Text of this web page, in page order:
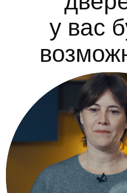
студентов и
о том, как
Анна Обижаева
Директор программы «Мастер
PhD Массачусетский
институт